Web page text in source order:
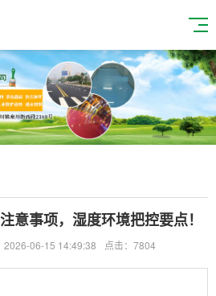
意事项，湿度环境把控要点！
2026-06-15 14:49:38 点击：7804